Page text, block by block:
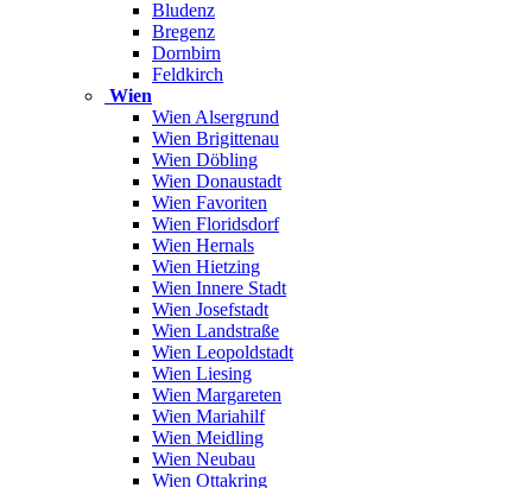
Bludenz
Bregenz
Dornbirn
Feldkirch
Wien
Wien Alsergrund
Wien Brigittenau
Wien Döbling
Wien Donaustadt
Wien Favoriten
Wien Floridsdorf
Wien Hernals
Wien Hietzing
Wien Innere Stadt
Wien Josefstadt
Wien Landstraße
Wien Leopoldstadt
Wien Liesing
Wien Margareten
Wien Mariahilf
Wien Meidling
Wien Neubau
Wien Ottakring